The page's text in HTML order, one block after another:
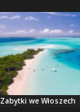
Zabytki we Włoszech